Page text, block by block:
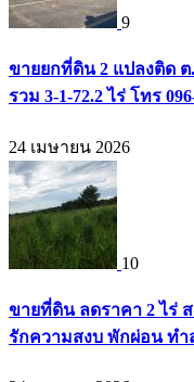
9
ขายยกที่ดิน 2 แปลงติด ต
รวม 3-1-72.2 ไร่ โทร
24 เมษายน 2026
10
ขายที่ดิน ลดราคา 2 ไร่
รักความสงบ พักผ่อน ทำ